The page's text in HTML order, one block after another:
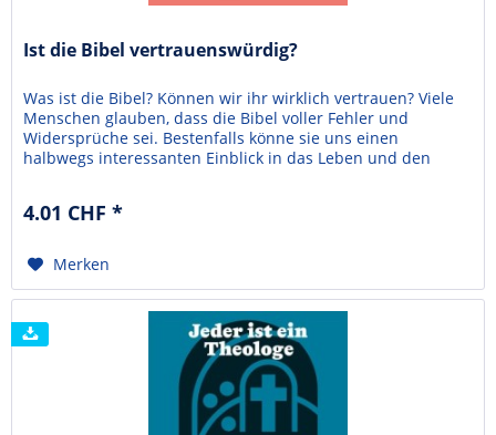
Ist die Bibel vertrauenswürdig?
Was ist die Bibel? Können wir ihr wirklich vertrauen? Viele
Menschen glauben, dass die Bibel voller Fehler und
Widersprüche sei. Bestenfalls könne sie uns einen
halbwegs interessanten Einblick in das Leben und den
gängigen Annahmen falsch sind. Die Bibel ist...
4.01 CHF *
Merken